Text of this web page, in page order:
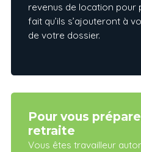
revenus de location pour
fait qu’ils s’ajouteront à
de votre dossier.
Pour vous
retraite
Vous êtes travailleur